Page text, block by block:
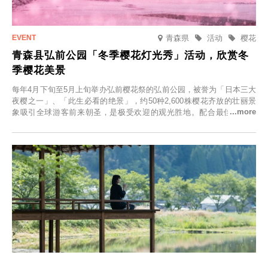
青森県 樱花
活动
青森县弘前公园「冬季樱花灯光秀」活动，欣赏冬
季樱花美景
每年4月下旬至5月上旬举办弘前樱花祭的弘前公园，被誉为「日本三大
夜樱之一」、「此生必看的绝景」，约50种2,600株樱花齐放的壮丽景
象吸引全球游客前来朝圣，是极受欢迎的观光胜地。配合最佳观雪时
「冬季樱花灯光秀」。